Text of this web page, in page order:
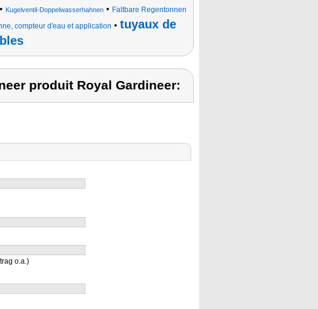
• Kugelventil-Doppelwasserhahnen• Faltbare Regentonnen
compteur d'eau et application • tuyaux de
produit Royal Gardineer:
o.a.)